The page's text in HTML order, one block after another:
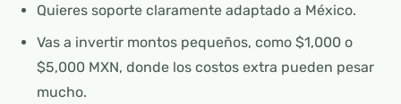
Quieres soporte claramente adaptado a México.
Vas a invertir montos pequeños, como $1,000 o
$5,000 MXN, donde los costos extra pueden pesar
mucho.